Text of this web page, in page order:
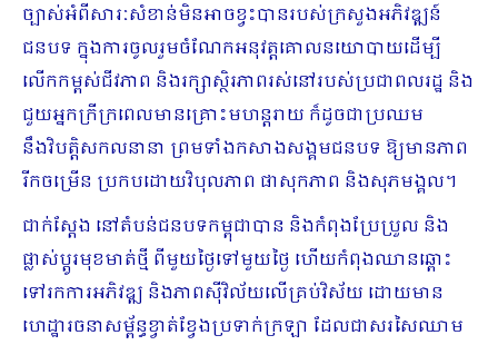
ច្បាស់អំពីសារៈសំខាន់មិនអាចខ្វះបានរបស់ក្រសួងអភិវឌ្ឍន៍
ជនបទ ក្នុងការចូលរួមចំណែកអនុវត្តគោលនយោបាយដើម្បី
លើកកម្ពស់ជីវភាព និងរក្សាស្ថិរភាពរស់នៅរបស់ប្រជាពលរដ្ឋ និង
ជួយអ្នកក្រីក្រពេលមានគ្រោះមហន្តរាយ ក៏ដូចជាប្រឈម
នឹងវិបត្តិសកលនានា ព្រមទាំងកសាងសង្គមជនបទ ឱ្យមានភាព
រីកចម្រើន ប្រកបដោយវិបុលភាព ផាសុកភាព និងសុភមង្គល។
ជាក់ស្តែង នៅតំបន់ជនបទកម្ពុជាបាន និងកំពុងប្រែប្រួល និង
ផ្លាស់ប្តូរមុខមាត់ថ្មី ពីមួយថ្ងៃទៅមួយថ្ងៃ ហើយកំពុងឈានឆ្ពោះ
ទៅរកការអភិវឌ្ឍ និងភាពស៊ីវិល័យ​លើគ្រប់វិស័យ ដោយមាន
ហេដ្ឋារចនាសម្ព័ន្ធខ្វាត់ខ្វែងប្រទាក់ក្រឡា ដែលជាសរសៃឈាម